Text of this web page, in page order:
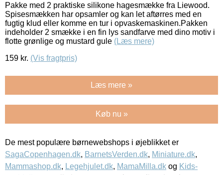
Pakke med 2 praktiske silikone hagesmække fra Liewood.
Spisesmækken har opsamler og kan let aftørres med en
fugtig klud eller komme en tur i opvaskemaskinen.Pakken
indeholder 2 smække i en fin lys sandfarve med dino motiv i
flotte grønlige og mustard gule (Læs mere)
159 kr. (Vis fragtpris)
Læs mere »
Køb nu »
De mest populære børnewebshops i øjeblikket er
SagaCopenhagen.dk, BarnetsVerden.dk, Miniature.dk,
Mammashop.dk, Legehjulet.dk, MamaMilla.dk og Kids-